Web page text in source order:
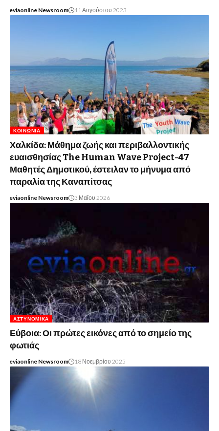
eviaonline Newsroom 11 Αυγούστου 2023
ΚΟΙΝΩΝΊΑ
Χαλκίδα: Μάθημα ζωής και περιβαλλοντικής
ευαισθησίας The Human Wave Project-47
Μαθητές Δημοτικού, έστειλαν το μήνυμα από
παραλία της Καναπίτσας
eviaonline Newsroom 3 Μαΐου 2026
ΑΣΤΥΝΟΜΙΚΆ
Εύβοια: Οι πρώτες εικόνες από το σημείο της
φωτιάς
eviaonline Newsroom 18 Νοεμβρίου 2025